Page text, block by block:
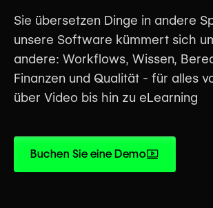
Sie übersetzen Dinge in andere
unsere Software kümmert sich
andere: Workflows, Wissen,
Finanzen und Qualität - für alles
über Video bis hin zu eLearning
Buchen Sie eine Demo